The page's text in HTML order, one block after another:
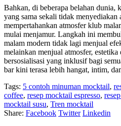
Bahkan, di beberapa belahan dunia,
yang sama sekali tidak menyediakan
mempertahankan atmosfer klub
mulai menjamur. Langkah ini
malam modern tidak lagi menjual
melainkan menjual atmosfer, estetika
bersosialisasi yang inklusif bagi
bar kini terasa lebih hangat, intim,
Tags: 5 contoh minuman mocktail,
coffee, resep mocktail espresso,
mocktail susu, Tren mocktail
Share: Facebook Twitter Linkedin